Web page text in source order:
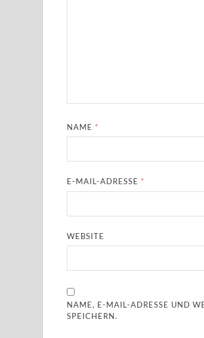
NAME *
E-MAIL-ADRESSE *
WEBSITE
NAME, E-MAIL-ADRESSE UND
SPEICHERN.